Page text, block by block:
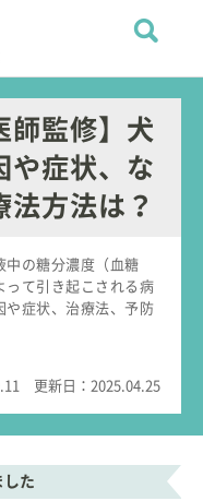
師監修】犬
や症状、な
法方法は？
中の糖分濃度（血糖
って引き起こされる病
や症状、治療法、予防
更新日：2025.04.25
した